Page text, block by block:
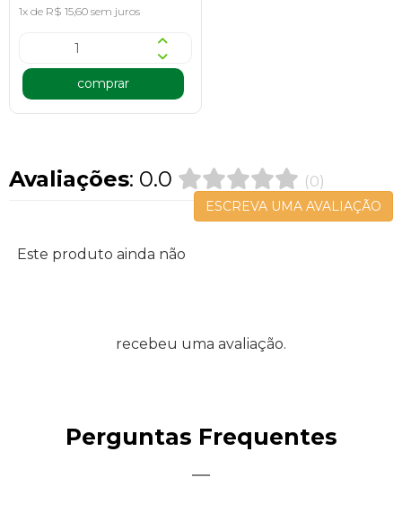
1x de R$ 15,60 sem juros
comprar
Avaliações: 0.0 (0)
ESCREVA UMA AVALIAÇÃO
Este produto ainda não
recebeu uma avaliação.
Perguntas Frequentes